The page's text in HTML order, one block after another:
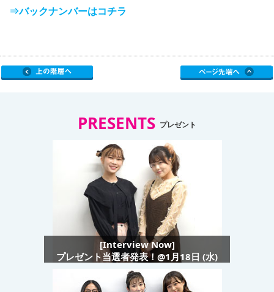
⇒バックナンバーはコチラ
PRESENTS プレゼント
[Interview Now]
プレゼント当選者発表！@1月18日 (水)